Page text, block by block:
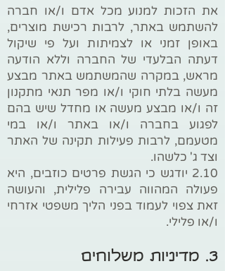
את הזכות למנוע מכל אדם ו/או חברה
להשתמש באתר, לרבות רכישת מוצרים,
באופן זמני או לצמיתות ועל פי שיקול
דעתה הבלעדי של החברה וללא הודעה
מראש, במקרה שהמשתמש באתר מבצע
מעשה בלתי חוקי ו/או מפר תנאי מתקנון
זה ו/או מבצע מעשה או מחדל שיש בהם
לפגוע בחברה ו/או באתר ו/או במי
מטעמם, לרבות פעילות תקינה של האתר
וצד ג' כלשהו.
2.10 יודגש כי הגשת פרטים כוזבים, היא
פעולה המהווה עבירה פלילית, והעושה
זאת צפוי לעמוד בפני הליך משפטי אזרחי
ו/או פלילי.
3. מדיניות משלוחים